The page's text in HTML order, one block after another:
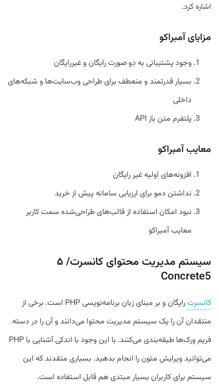
اشاره کرد.
مزایای آمبراکو
وجود پشتیبانی به دو صورت رایگان و غیررایگان
بسیار قدرتمند و منعطف برای طراحی وب‌سایت‌ها و شبکه‌های
داخلی
پلتفرم متن باز API
معایب آمبراکو
افزونه‌های اولیه غیر رایگان
نداشتن دمو برای ارزیابی سامانه پیش از خرید
نبود امکان استفاده از قالب‌های طراحی‌شده سمت کاربر
معایب آمبراکو
سیستم‌ مدیریت محتوای کانسرت/ ۵
Concrete5
کانسرت
رایگان و بر مبنای زبان برنامه‌نویسی PHP است. برخی از
منتقدان آن را یک سیستم مدیریت محتوا می‌دانند و آن را در دسته
فریم ورک‌ها طبقه‌بندی می‌کنند. با این وجود با اندکی آشنایی با PHP
می‌توانید ویرایش متون را انجام بدهید. بسیاری متقدند که این
سیستم برای کاربران بسیار مبتدی هم قابل استفاده است.